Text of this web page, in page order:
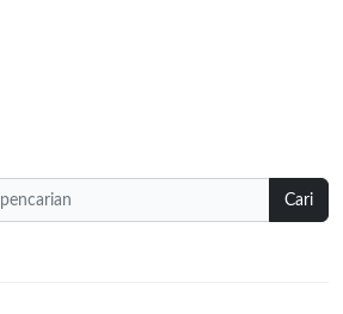
Cari